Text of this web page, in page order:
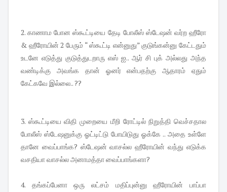
2. காணாம போன ஸ்கூட்டியை தேடி போலீஸ் ஸ்டேஷன் வர்ற ஹீரோ
& ஹீரோயின் 2 பேரும் “ ஸ்கூட்டி என்னுது” குடுங்கன்னு கேட்டதும்
உடனே எடுத்து குடுத்துடறாரு எஸ் ஐ.. ஆர் சி புக் அல்லது அந்த
வண்டிக்கு அவங்க தான் ஓனர் என்பதற்கு ஆதாரம் ஏதும்
கேட்கவே இல்லை.. ??
3. ஸ்கூட்டியை விதி முறையை மீறி ரோட்டில் நிறுத்தி வெச்சதால
போலீஸ் ஸ்டேஷனுக்கு ஓட்டிட்டு போயிடுது ஓக்கே .. அதை உள்ளே
தானே வைப்பாங்க? ஸ்டேஷன் வாசல்ல ஹீரோயின் வந்து எடுக்க
வசதியா வாசல்ல அனாமத்தா வைப்பாங்களா?
4. தங்கப்பேனா ஒரு லட்சம் மதிப்புன்னு ஹீரோயின் பாப்பா